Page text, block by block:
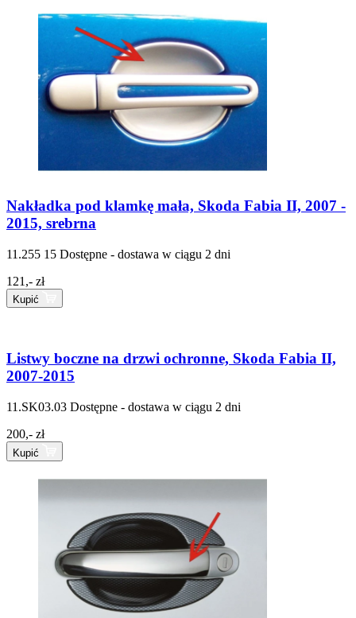
Nakładka pod klamkę mała, Skoda Fabia II, 2007 -
2015, srebrna
11.255 15 Dostępne - dostawa w ciągu 2 dni
121,- zł
Kupić
Listwy boczne na drzwi ochronne, Skoda Fabia II,
2007-2015
11.SK03.03 Dostępne - dostawa w ciągu 2 dni
200,- zł
Kupić